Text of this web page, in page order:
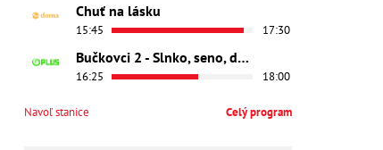
Chuť na lásku
15:45 17:30
Bučkovci 2 - Slnko, seno, dedina
16:25 18:00
Navoľ stanice Celý program